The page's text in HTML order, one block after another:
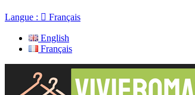
Langue :  Français
English
Français